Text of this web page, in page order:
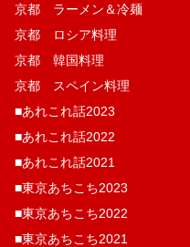
京都 ラーメン＆冷麺
京都 ロシア料理
京都 韓国料理
京都 スペイン料理
■あれこれ話2023
■あれこれ話2022
■あれこれ話2021
■東京あちこち2023
■東京あちこち2022
■東京あちこち2021